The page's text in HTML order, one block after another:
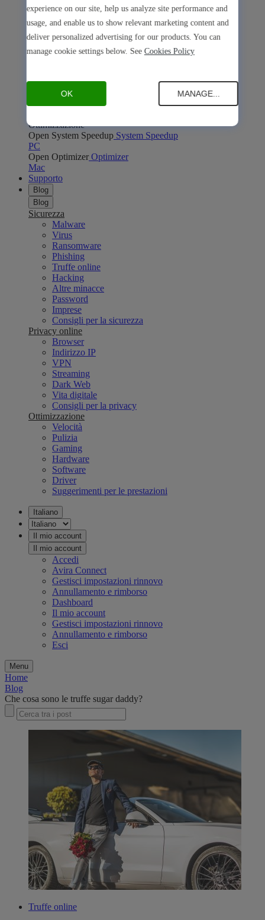
Open Safe ShoppingSafe Shopping
Open Avira Browser SafetyAvira Browser Safety
PCMac
Privacy online
Open Password Manager
Password Manager
Android
Open Avira Secure Browser
Avira Secure Browser
Ottimizzazione
Open System Speedup System Speedup
PC
Open Optimizer Optimizer
Mac
Supporto
Blog
Blog
Sicurezza
Malware
Virus
Ransomware
Phishing
Truffe online
Hacking
Altre minacce
Password
Imprese
Consigli per la sicurezza
Privacy online
Browser
Indirizzo IP
VPN
Streaming
Dark Web
Vita digitale
Consigli per la privacy
Ottimizzazione
Velocità
Pulizia
Gaming
Hardware
Software
Driver
Suggerimenti per le prestazioni
Italiano
Il mio account
Il mio account
Accedi
Avira Connect
Gestisci impostazioni rinnovo
Annullamento e rimborso
Dashboard
Il mio account
Gestisci impostazioni rinnovo
Annullamento e rimborso
Esci
Menu
Home
Blog
Che cosa sono le truffe sugar daddy?
Truffe online
experience on our site, help us analyze site performance and
usage, and enable us to show relevant marketing content and
deliver personalized advertising for our products. You can
manage cookie settings below. See Cookies Policy
OK MANAGE...